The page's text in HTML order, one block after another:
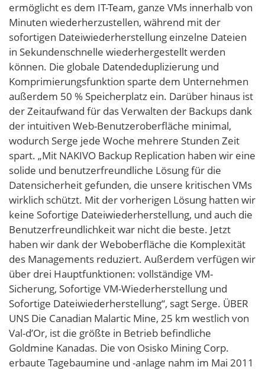
ermöglicht es dem IT-Team, ganze VMs innerhalb von
Minuten wiederherzustellen, während mit der
sofortigen Dateiwiederherstellung einzelne Dateien
in Sekundenschnelle wiederhergestellt werden
können. Die globale Datendeduplizierung und
Komprimierungsfunktion sparte dem Unternehmen
außerdem 50 % Speicherplatz ein. Darüber hinaus ist
der Zeitaufwand für das Verwalten der Backups dank
der intuitiven Web-Benutzeroberfläche minimal,
wodurch Serge jede Woche mehrere Stunden Zeit
spart. „Mit NAKIVO Backup Replication haben wir eine
solide und benutzerfreundliche Lösung für die
Datensicherheit gefunden, die unsere kritischen VMs
wirklich schützt. Mit der vorherigen Lösung hatten wir
keine Sofortige Dateiwiederherstellung, und auch die
Benutzerfreundlichkeit war nicht die beste. Jetzt
haben wir dank der Weboberfläche die Komplexität
des Managements reduziert. Außerdem verfügen wir
über drei Hauptfunktionen: vollständige VM-
Sicherung, Sofortige VM-Wiederherstellung und
Sofortige Dateiwiederherstellung“, sagt Serge. ÜBER
UNS Die Canadian Malartic Mine, 25 km westlich von
Val-d’Or, ist die größte in Betrieb befindliche
Goldmine Kanadas. Die von Osisko Mining Corp.
erbaute Tagebaumine und -anlage nahm im Mai 2011